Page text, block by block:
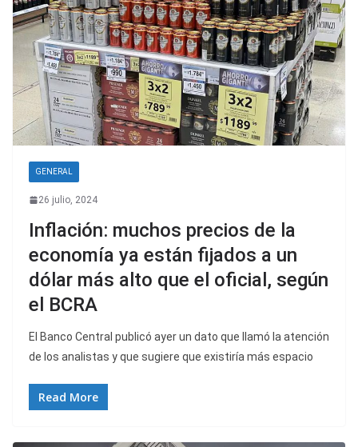
GENERAL
26 julio, 2024
Inflación: muchos precios de la
economía ya están fijados a un
dólar más alto que el oficial, según
el BCRA
El Banco Central publicó ayer un dato que llamó la atención
de los analistas y que sugiere que existiría más espacio
Read More